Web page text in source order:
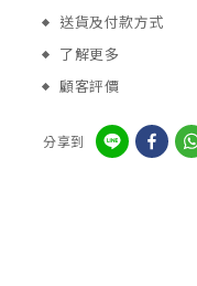
送貨及付款方式
了解更多
顧客評價
分享到